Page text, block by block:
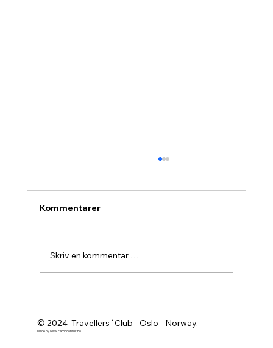
Kommentarer
Skriv en kommentar …
© 2024 Travellers`Club - Oslo - Norway.
Made bywww.campconsult.no